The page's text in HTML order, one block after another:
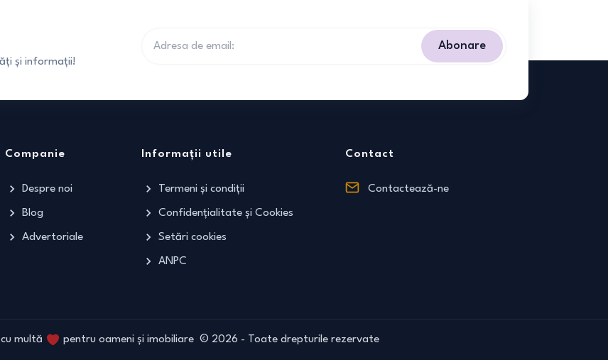
și informații!
Abonare
Companie
Despre noi
Blog
Advertoriale
Informații utile
Termeni și condiții
Confidențialitate și Cookies
Setări cookies
ANPC
Contact
Contactează-ne
cu multă pentru oameni și imobiliare© 2026 - Toate drepturile rezervate